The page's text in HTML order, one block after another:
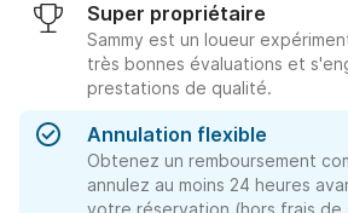
Super propriétaire
Sammy est un loueur
très bonnes évaluations et
prestations de qualité.
Annulation flexible
Obtenez un remboursement
annulez au moins 24 heures